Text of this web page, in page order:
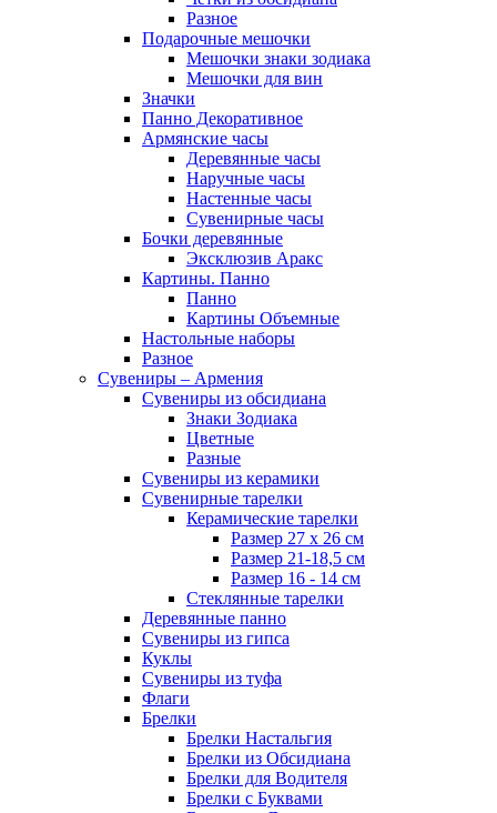
Разное
Подарочные мешочки
Мешочки знаки зодиака
Мешочки для вин
Значки
Панно Декоративное
Армянские часы
Деревянные часы
Наручные часы
Настенные часы
Сувенирные часы
Бочки деревянные
Эксклюзив Аракс
Картины. Панно
Панно
Картины Объемные
Настольные наборы
Разное
Сувениры – Армения
Сувениры из обсидиана
Знаки Зодиака
Цветные
Разные
Сувениры из керамики
Сувенирные тарелки
Керамические тарелки
Размер 27 х 26 см
Размер 21-18,5 см
Размер 16 - 14 см
Стеклянные тарелки
Деревянные панно
Сувениры из гипса
Куклы
Сувениры из туфа
Флаги
Брелки
Брелки Настальгия
Брелки из Обсидиана
Брелки для Водителя
Брелки с Буквами